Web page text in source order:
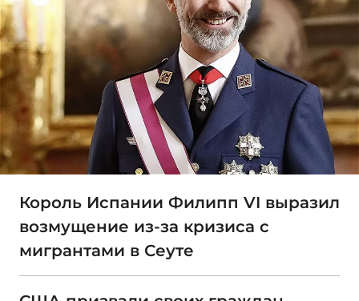
Король Испании Филипп VI выразил
возмущение из-за кризиса с
мигрантами в Сеуте